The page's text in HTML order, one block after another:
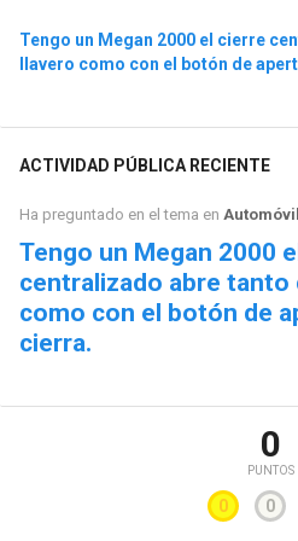
Tengo un Megan 2000 el cierre
llavero como con el botón de
ACTIVIDAD PÚBLICA RECIENTE
Ha preguntado en el tema en
Tengo un Megan 2000
centralizado abre tanto
como con el botón de
cierra.
0
PUNTOS
0 0